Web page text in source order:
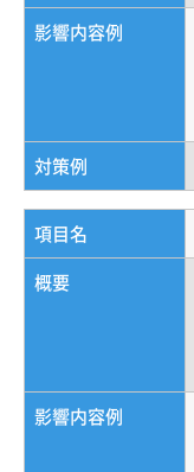
影響内容例
対策例
項目名
概要
影響内容例